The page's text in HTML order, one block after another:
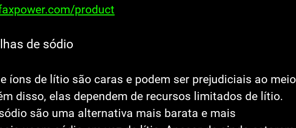
product
de sódio
íons de lítio são caras e podem ser prejudiciais ao meio
disso, elas dependem de recursos limitados de lítio.
são uma alternativa mais barata e mais